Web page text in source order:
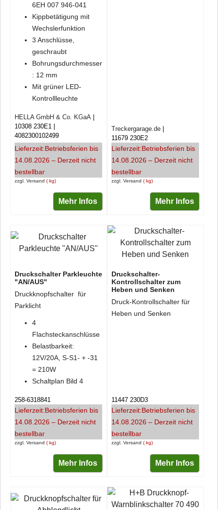
6EH 007 946-041
Kippbetätigung mit
Wechslerfunktion
3 Anschlüsse,
geschraubt
Bohrungsdurchmesser
: 12 mm
Mit grüner LED-
Kontrollleuchte
zzgl. Versand kg
HELLA GmbH & Co. KGaA
10308 230E1
4082300102499
Lieferzeit:Betriebsferien bis
14.08.2026 – Derzeit nicht
bestellbar
Mehr Infos
zzgl. Versand kg
Treckergarage.de
11679 230E2
Lieferzeit:Betriebsferien bis
14.08.2026 – Derzeit nicht
bestellbar
Mehr Infos
Druckschalter Parkleuchte
"AN/AUS"
Druckknopfschalter für
Parklicht
4
Flachsteckanschlüsse
Belastbarkeit:
12V/20A, S-S1- + -31
= 210W
Schaltplan Bild 4
zzgl. Versand kg
258-6318841
Lieferzeit:Betriebsferien bis
14.08.2026 – Derzeit nicht
bestellbar
Mehr Infos
Druckschalter-
Kontrollschalter zum
Heben und Senken
Druck-Kontrollschalter für
Heben und Senken
zzgl. Versand kg
11447 230D3
Lieferzeit:Betriebsferien bis
14.08.2026 – Derzeit nicht
bestellbar
Mehr Infos